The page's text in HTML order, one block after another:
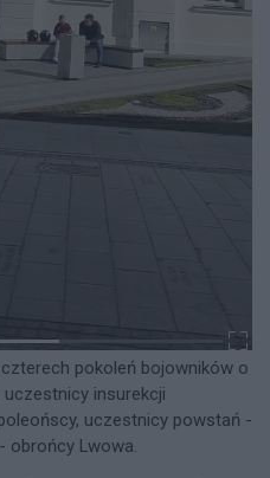
pokoleń bojowników o
insurekcji
uczestnicy powstań -
obrońcy Lwowa.